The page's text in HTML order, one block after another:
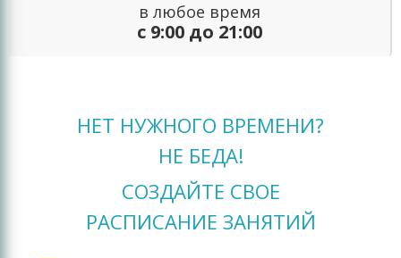
в любое время
с 9:00 до 21:00
НЕТ НУЖНОГО ВРЕМЕНИ?
НЕ БЕДА!
СОЗДАЙТЕ СВОЕ
РАСПИСАНИЕ ЗАНЯТИЙ